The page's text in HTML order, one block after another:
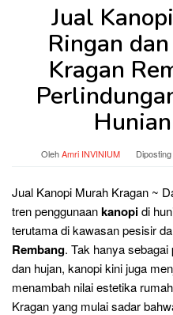
Jual
Ringan
Kragan
OlehAmri INVINIUM
Jual Kanopi Murah Kragan ~
tren penggunaankanopidi
terutama di kawasan pesisir
Rembang. Tak hanya
dan hujan, kanopi kini juga
menambah nilai estetika
Kragan yang mulai sadar